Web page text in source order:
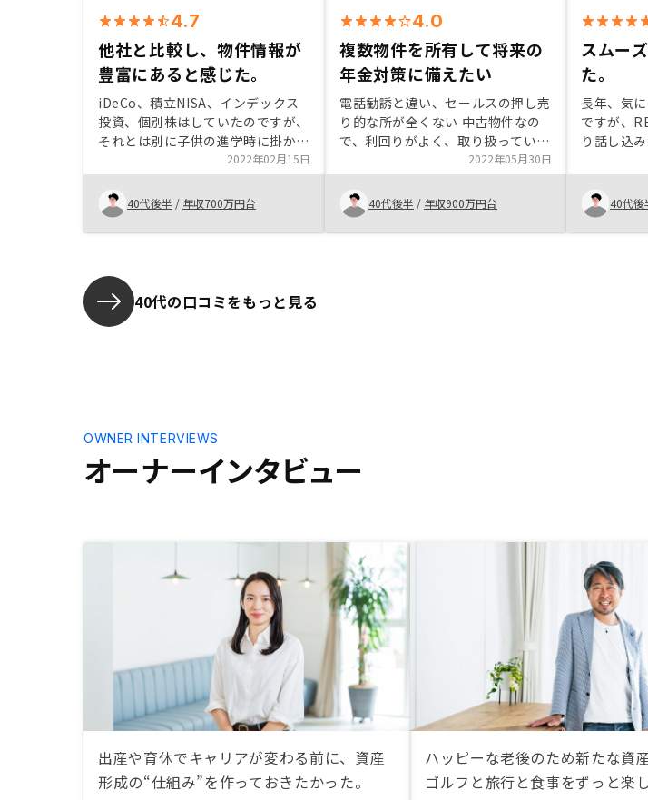
4.7
他社と比較し、物件情報が
豊富にあると感じた。
iDeCo、積立NISA、インデックス
投資、個別株はしていたのですが、
それとは別に子供の進学時に掛かる
費用を負担できる投資として検討し
ました。不確定要素はあるものの上
手くいけば高い利回りを得られる
為、やることにしました。
2022年02月15日
40代後半 / 年収700万円台
4.0
複数物件を所有して将来の
年金対策に備えたい
電話勧誘と違い、セールスの押し売
り的な所が全くない 中古物件なの
で、利回りがよく、取り扱っている
物件の立地条件が良い 投資後のリ
スク管理がわかりやすく、メリット
デメリットをしっかりと教えてもら
えるので、購入後の不安要素を低減
できる
2022年05月30日
40代後半 / 年収900万円台
スムー
た。
長年、気
ですが、
り話し込
した。 中
低い投資
年金対策
思います
ートも充
40代後
40代の口コミをもっと見る
オーナーインタビュー
OWNER INTERVIEWS
出産や育休でキャリアが変わる前に、資産
形成の“仕組み”を作っておきたかった。
ハッピーな老後のため新たな資
ゴルフと旅行と食事をずっと楽